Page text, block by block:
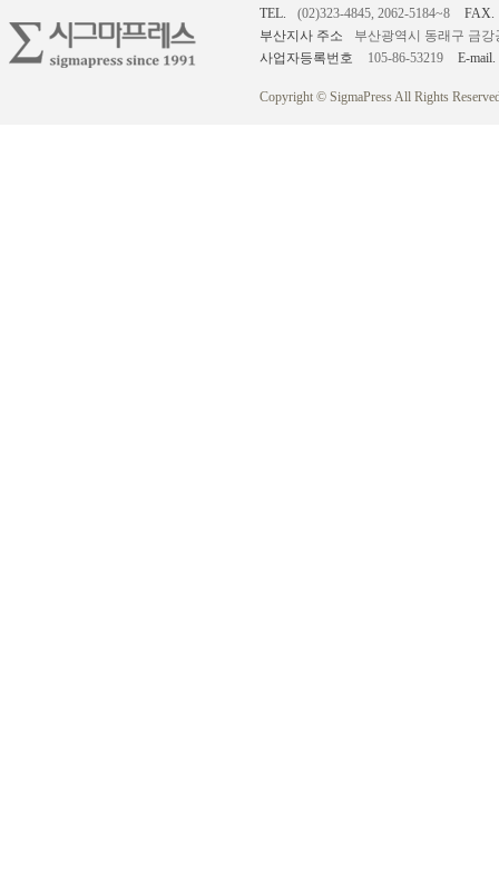
TEL.
(02)323-4845, 2062-5184~8
FAX.
부산지사 주소
부산광역시 동래구 금강
사업자등록번호
105-86-53219 E-mail.
Copyright © SigmaPress All Rights